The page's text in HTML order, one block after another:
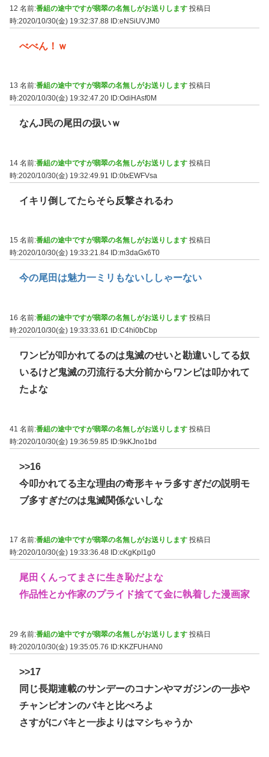
12 名前:番組の途中ですが翡翠の名無しがお送りします 投稿日
時:2020/10/30(金) 19:32:37.88 ID:eNSiUVJM0
べべん！ｗ
13 名前:番組の途中ですが翡翠の名無しがお送りします 投稿日
時:2020/10/30(金) 19:32:47.20 ID:OdiHAsf0M
なんJ民の尾田の扱いｗ
14 名前:番組の途中ですが翡翠の名無しがお送りします 投稿日
時:2020/10/30(金) 19:32:49.91 ID:0txEWFVsa
イキリ倒してたらそら反撃されるわ
15 名前:番組の途中ですが翡翠の名無しがお送りします 投稿日
時:2020/10/30(金) 19:33:21.84 ID:m3daGx6T0
今の尾田は魅力一ミリもないししゃーない
16 名前:番組の途中ですが翡翠の名無しがお送りします 投稿日
時:2020/10/30(金) 19:33:33.61
ID:C4hi0bCbp
ワンピが叩かれてるのは鬼滅のせいと勘違いしてる奴
いるけど鬼滅の刃流行る大分前からワンピは叩かれて
たよな
41 名前:番組の途中ですが翡翠の名無しがお送りします 投稿日
時:2020/10/30(金) 19:36:59.85 ID:9kKJno1bd
>>16
今叩かれてる主な理由の奇形キャラ多すぎだの説明モ
ブ多すぎだのは鬼滅関係ないしな
17 名前:番組の途中ですが翡翠の名無しがお送りします 投稿日
時:2020/10/30(金) 19:33:36.48 ID:cKgKpI1g0
尾田くんってまさに生き恥だよな
作品性とか作家のプライド捨てて金に執着した漫画家
29 名前:番組の途中ですが翡翠の名無しがお送りします 投稿日
時:2020/10/30(金) 19:35:05.76 ID:KKZFUHAN0
>>17
同じ長期連載のサンデーのコナンやマガジンの一歩や
チャンピオンのバキと比べろよ
さすがにバキと一歩よりはマシちゃうか